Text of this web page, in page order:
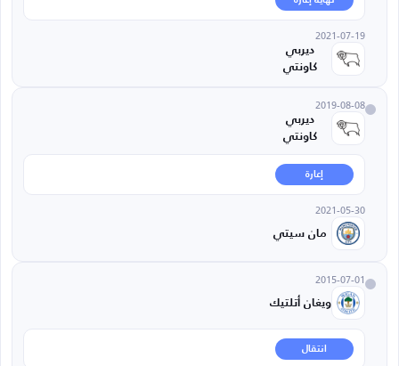
2021-07-19
ديربي
كاونتي
2019-08-08
ديربي
كاونتي
إعارة
2021-05-30
مان سيتي
2015-07-01
ويغان أتلتيك
انتقال